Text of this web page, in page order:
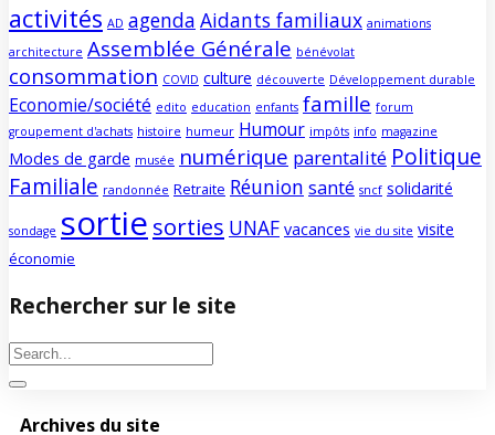
activités AD agenda Aidants familiaux animations
architecture Assemblée Générale bénévolat
consommation COVID culture découverte Développement durable
Economie/société edito education enfants famille forum
groupement d'achats histoire humeur Humour impôts info magazine
Modes de garde musée numérique parentalité Politique
Familiale randonnée Retraite Réunion santé sncf solidarité
sondage sortie sorties UNAF vacances vie du site visite
économie
Rechercher sur le site
Archives du site